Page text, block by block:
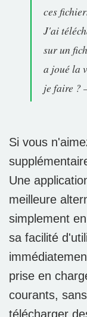
ces
J'ai
sur un
a joué la
je faire ?
Si vous
Une
meilleure
simplement
sa facilité
prise en
courants,
télécharger